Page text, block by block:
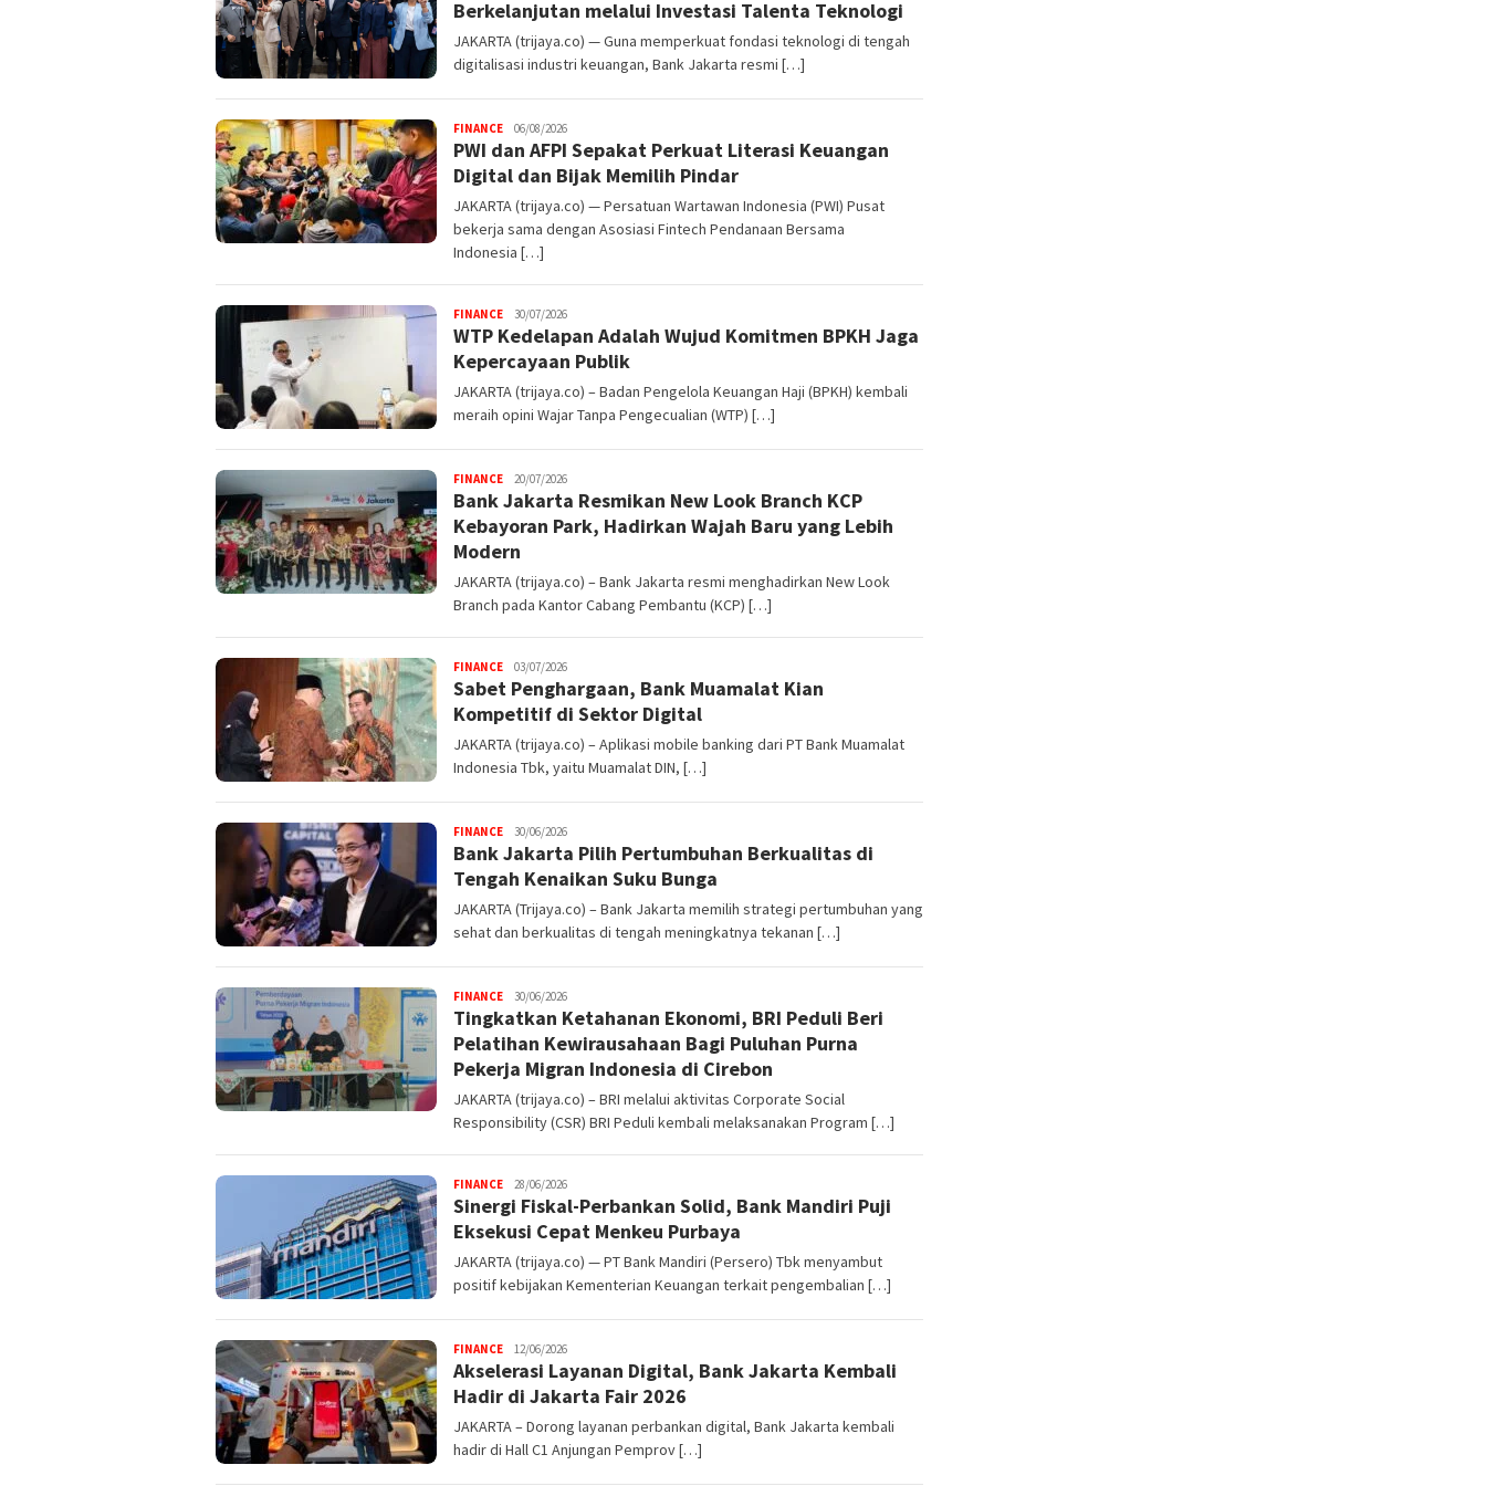
Berkelanjutan melalui Investasi Talenta Teknologi
JAKARTA (trijaya.co) — Guna memperkuat fondasi teknologi di tengah
digitalisasi industri keuangan, Bank Jakarta resmi […]
FINANCE Trijaya
.co
06/08/2026
PWI dan AFPI Sepakat Perkuat Literasi Keuangan
Digital dan Bijak Memilih Pindar
JAKARTA (trijaya.co) — Persatuan Wartawan Indonesia (PWI) Pusat
bekerja sama dengan Asosiasi Fintech Pendanaan Bersama
Indonesia […]
FINANCE Trijaya
.co
30/07/2026
WTP Kedelapan Adalah Wujud Komitmen BPKH Jaga
Kepercayaan Publik
JAKARTA (trijaya.co) – Badan Pengelola Keuangan Haji (BPKH) kembali
meraih opini Wajar Tanpa Pengecualian (WTP) […]
FINANCE Trijaya
.co
20/07/2026
Bank Jakarta Resmikan New Look Branch KCP
Kebayoran Park, Hadirkan Wajah Baru yang Lebih
Modern
JAKARTA (trijaya.co) – Bank Jakarta resmi menghadirkan New Look
Branch pada Kantor Cabang Pembantu (KCP) […]
FINANCE Trijaya
.co
03/07/2026
Sabet Penghargaan, Bank Muamalat Kian
Kompetitif di Sektor Digital
JAKARTA (trijaya.co) – Aplikasi mobile banking dari PT Bank Muamalat
Indonesia Tbk, yaitu Muamalat DIN, […]
FINANCE Trijaya
.co
30/06/2026
Bank Jakarta Pilih Pertumbuhan Berkualitas di
Tengah Kenaikan Suku Bunga
JAKARTA (Trijaya.co) – Bank Jakarta memilih strategi pertumbuhan yang
sehat dan berkualitas di tengah meningkatnya tekanan […]
FINANCE Trijaya
.co
30/06/2026
Tingkatkan Ketahanan Ekonomi, BRI Peduli Beri
Pelatihan Kewirausahaan Bagi Puluhan Purna
Pekerja Migran Indonesia di Cirebon
JAKARTA (trijaya.co) – BRI melalui aktivitas Corporate Social
Responsibility (CSR) BRI Peduli kembali melaksanakan Program […]
FINANCE Trijaya
.co
28/06/2026
Sinergi Fiskal-Perbankan Solid, Bank Mandiri Puji
Eksekusi Cepat Menkeu Purbaya
JAKARTA (trijaya.co) — PT Bank Mandiri (Persero) Tbk menyambut
positif kebijakan Kementerian Keuangan terkait pengembalian […]
FINANCE Trijaya
.co
12/06/2026
Akselerasi Layanan Digital, Bank Jakarta Kembali
Hadir di Jakarta Fair 2026
JAKARTA – Dorong layanan perbankan digital, Bank Jakarta kembali
hadir di Hall C1 Anjungan Pemprov […]